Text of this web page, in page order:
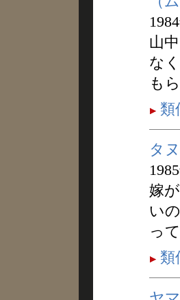
山
な
も
類
タ
嫁
い
っ
類